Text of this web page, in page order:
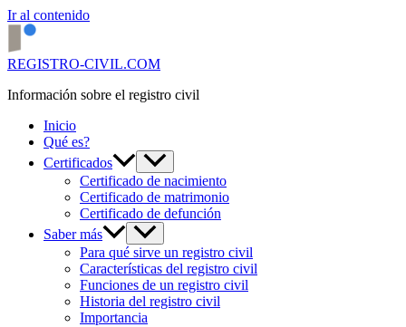
Ir al contenido
REGISTRO-CIVIL.COM
Información sobre el registro civil
Inicio
Qué es?
Certificados
Certificado de nacimiento
Certificado de matrimonio
Certificado de defunción
Saber más
Para qué sirve un registro civil
Características del registro civil
Funciones de un registro civil
Historia del registro civil
Importancia